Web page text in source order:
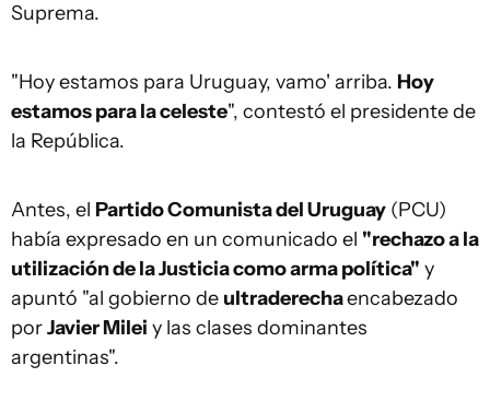
Suprema.
"Hoy estamos para Uruguay, vamo' arriba. Hoy
estamos para la celeste", contestó el presidente de
la República.
Antes, el Partido Comunista del Uruguay (PCU)
había expresado en un comunicado el "rechazo a la
utilización de la Justicia como arma política" y
apuntó "al gobierno de ultraderechaencabezado
porJavier Milei y las clases dominantes
argentinas".